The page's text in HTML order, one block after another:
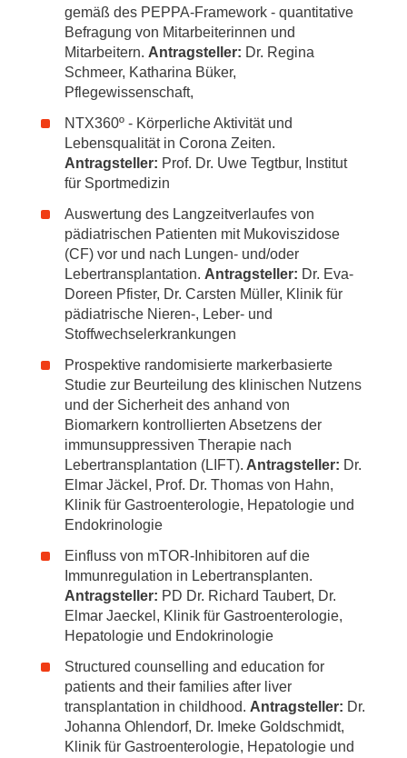
gemäß des PEPPA-Framework - quantitative
Befragung von Mitarbeiterinnen und
Mitarbeitern. Antragsteller: Dr. Regina
Schmeer, Katharina Büker,
Pflegewissenschaft,
NTX360º - Körperliche Aktivität und
Lebensqualität in Corona Zeiten.
Antragsteller: Prof. Dr. Uwe Tegtbur, Institut
für Sportmedizin
Auswertung des Langzeitverlaufes von
pädiatrischen Patienten mit Mukoviszidose
(CF) vor und nach Lungen- und/oder
Lebertransplantation. Antragsteller: Dr. Eva-
Doreen Pfister, Dr. Carsten Müller, Klinik für
pädiatrische Nieren-, Leber- und
Stoffwechselerkrankungen
Prospektive randomisierte markerbasierte
Studie zur Beurteilung des klinischen Nutzens
und der Sicherheit des anhand von
Biomarkern kontrollierten Absetzens der
immunsuppressiven Therapie nach
Lebertransplantation (LIFT). Antragsteller: Dr.
Elmar Jäckel, Prof. Dr. Thomas von Hahn,
Klinik für Gastroenterologie, Hepatologie und
Endokrinologie
Einfluss von mTOR-Inhibitoren auf die
Immunregulation in Lebertransplanten.
Antragsteller: PD Dr. Richard Taubert, Dr.
Elmar Jaeckel, Klinik für Gastroenterologie,
Hepatologie und Endokrinologie
Structured counselling and education for
patients and their families after liver
transplantation in childhood. Antragsteller: Dr.
Johanna Ohlendorf, Dr. Imeke Goldschmidt,
Klinik für Gastroenterologie, Hepatologie und